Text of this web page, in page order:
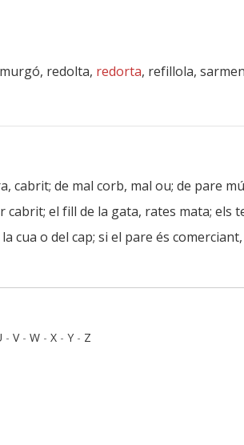
redolta, redorta, refillola,
cabrit; de mal corb, mal ou; de pare
el fill de la gata, rates mata; els
cua o del cap; si el pare és
- V- W - X - Y - Z